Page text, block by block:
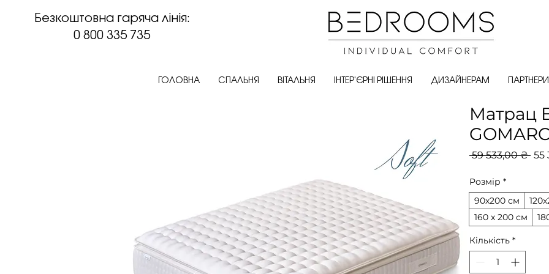
Безкоштовна гаряча лінія:
0 800 335 735
ГОЛОВНА СПАЛЬНЯ ВІТАЛЬНЯ ІНТЕР'ЄРНІ РІШЕННЯ ДИЗАЙНЕРАМ ПАРТНЕРИ
Матрац
59 533,00 ₴ 55
Розмір *
90х200 см
160 х 200 см
Кількість *